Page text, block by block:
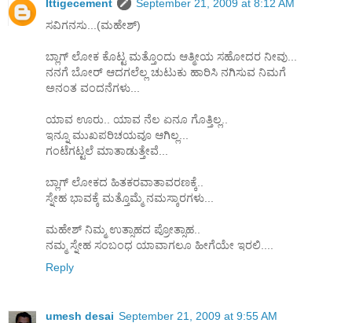
Ittigecement
September 21, 2009 at 8:12 AM
ಸವಿಗನಸು...(ಮಹೇಶ್)
ಬ್ಲಾಗ್ ಲೋಕ ಕೊಟ್ಟ ಮತ್ತೊಂದು ಆತ್ಮೀಯ ಸಹೋದರ ನೀವು...
ನನಗೆ ಬೋರ್ ಆದಗಲೆಲ್ಲ ಚುಟುಕು ಹಾರಿಸಿ ನಗಿಸುವ ನಿಮಗೆ
ಅನಂತ ವಂದನೆಗಳು...
ಯಾವ ಊರು.. ಯಾವ ನೆಲ ಏನೂ ಗೊತ್ತಿಲ್ಲ..
ಇನ್ನೂ ಮುಖಪರಿಚಯವೂ ಆಗಿಲ್ಲ...
ಗಂಟೆಗಟ್ಟಲೆ ಮಾತಾಡುತ್ತೇವೆ...
ಬ್ಲಾಗ್ ಲೋಕದ ಹಿತಕರವಾತಾವರಣಕ್ಕೆ..
ಸ್ನೇಹ ಭಾವಕ್ಕೆ ಮತ್ತೊಮ್ಮೆ ನಮಸ್ಕಾರಗಳು...
ಮಹೇಶ್ ನಿಮ್ಮ ಉತ್ಸಾಹದ ಪ್ರೋತ್ಸಾಹ..
ನಮ್ಮ ಸ್ನೇಹ ಸಂಬಂಧ ಯಾವಾಗಲೂ ಹೀಗೆಯೇ ಇರಲಿ....
Reply
umesh desai September 21, 2009 at 9:55 AM